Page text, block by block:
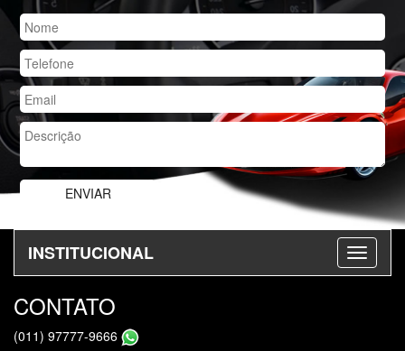
INSTITUCIONAL
CONTATO
(011) 97777-9666